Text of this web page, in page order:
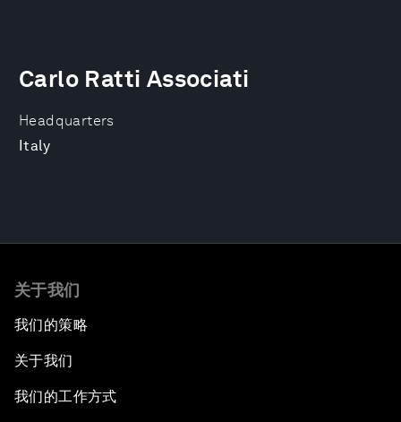
Headquarters
Italy
Carlo Ratti Associati
关于我们
我们的策略
关于我们
我们的工作方式